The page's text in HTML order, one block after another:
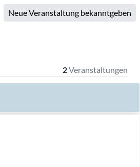
Neue Veranstaltung bekanntgeben
2Veranstaltungen